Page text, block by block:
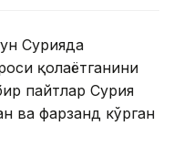
Сурияда
қолаётганини
пайтлар Сурия
ва фарзанд кўрган